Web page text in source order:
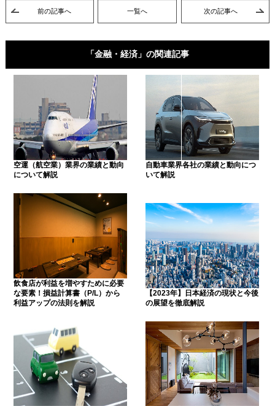
前の記事へ 一覧へ 次の記事へ
「金融・経済」の関連記事
空運（航空業）業界の業績と動向
について解説
自動車業界各社の業績と動向につ
いて解説
飲食店が利益を増やすために必要
な要素！損益計算書（P/L）から
利益アップの法則を解説
【2023年】日本経済の現状と今後
の展望を徹底解説